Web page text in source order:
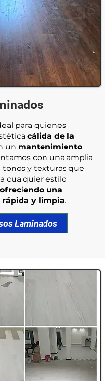
para quienes
cálida de la
un mantenimiento
con una amplia
tonos y texturas que
cualquier estilo
ofreciendo una
rápida y limpia.
Laminados